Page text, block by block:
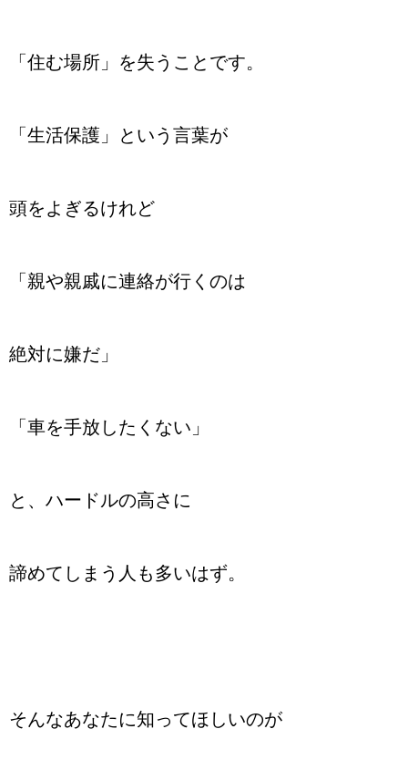
「住む場所」を失うことです。
「生活保護」という言葉が
頭をよぎるけれど
「親や親戚に連絡が行くのは
絶対に嫌だ」
「車を手放したくない」
と、ハードルの高さに
諦めてしまう人も多いはず。
そんなあなたに知ってほしいのが